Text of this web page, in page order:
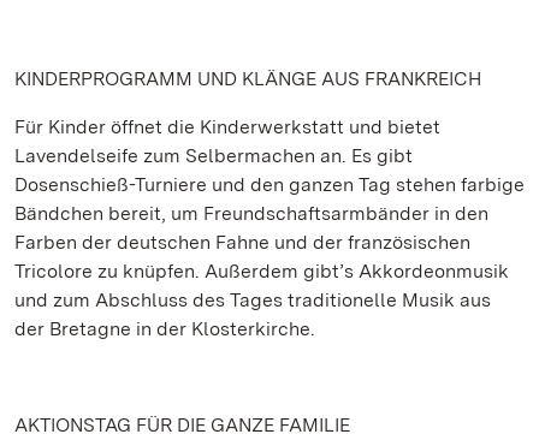
KINDERPROGRAMM UND KLÄNGE AUS FRANKREICH
Für Kinder öffnet die Kinderwerkstatt und bietet
Lavendelseife zum Selbermachen an. Es gibt
Dosenschieß-Turniere und den ganzen Tag stehen farbige
Bändchen bereit, um Freundschaftsarmbänder in den
Farben der deutschen Fahne und der französischen
Tricolore zu knüpfen. Außerdem gibt’s Akkordeonmusik
und zum Abschluss des Tages traditionelle Musik aus
der Bretagne in der Klosterkirche.
AKTIONSTAG FÜR DIE GANZE FAMILIE